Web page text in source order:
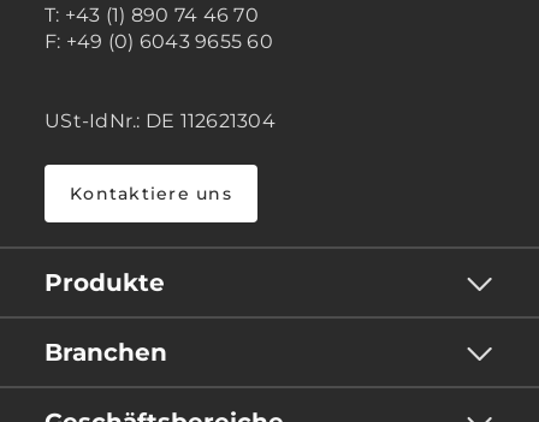
T: +43 (1) 890 74 46 70
F: +49 (0) 6043 9655 60
USt-IdNr.: DE 112621304
Kontaktiere uns
Produkte
Branchen